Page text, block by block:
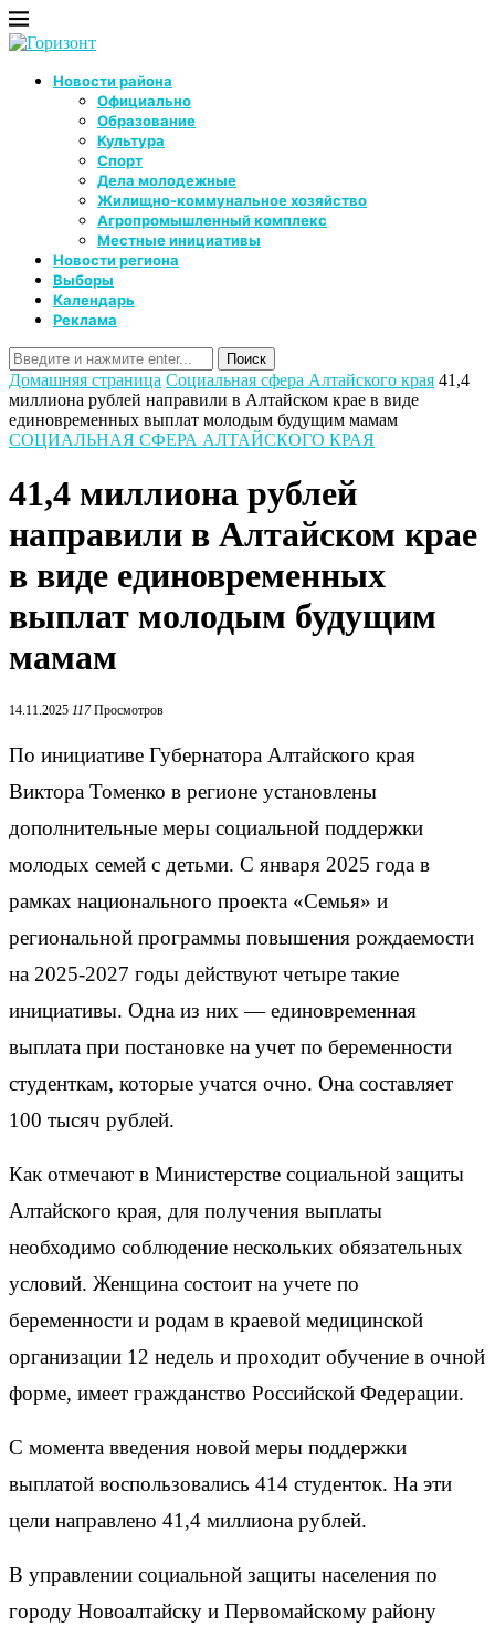
Новости района
Официально
Образование
Культура
Спорт
Дела молодежные
Жилищно-коммунальное хозяйство
Агропромышленный комплекс
Местные инициативы
Новости региона
Выборы
Календарь
Реклама
Домашняя страница Социальная сфера Алтайского края 41,4
миллиона рублей направили в Алтайском крае в виде
единовременных выплат молодым будущим мамам
СОЦИАЛЬНАЯ СФЕРА АЛТАЙСКОГО КРАЯ
41,4 миллиона рублей
направили в Алтайском крае
в виде единовременных
выплат молодым будущим
мамам
14.11.2025 117Просмотров
По инициативе Губернатора Алтайского края
Виктора Томенко в регионе установлены
дополнительные меры социальной поддержки
молодых семей с детьми. С января 2025 года в
рамках национального проекта «Семья» и
региональной программы повышения рождаемости
на 2025-2027 годы действуют четыре такие
инициативы. Одна из них — единовременная
выплата при постановке на учет по беременности
студенткам, которые учатся очно. Она составляет
100 тысяч рублей.
Как отмечают в Министерстве социальной защиты
Алтайского края, для получения выплаты
необходимо соблюдение нескольких обязательных
условий. Женщина состоит на учете по
беременности и родам в краевой медицинской
организации 12 недель и проходит обучение в очной
форме, имеет гражданство Российской Федерации.
С момента введения новой меры поддержки
выплатой воспользовались 414 студенток. На эти
цели направлено 41,4 миллиона рублей.
В управлении социальной защиты населения по
городу Новоалтайску и Первомайскому району